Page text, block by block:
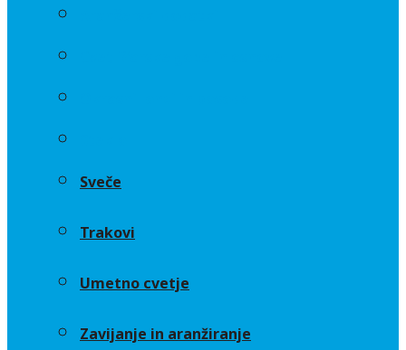
Sveče
Trakovi
Umetno cvetje
Zavijanje in aranžiranje